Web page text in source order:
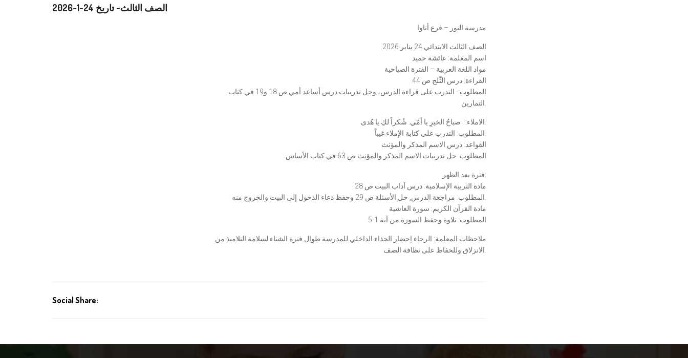
الصف الثالث- تاريخ 24-1-2026
مدرسة النور – فرع أتاوا
الصف:الثالث الابتدائي 24 يناير 2026
اسم المعلمة: عائشة حميد
مواد اللغة العربية – الفترة الصباحية
القراءة: درس الثّلج ص 44
المطلوب:- التدرب على قراءة الدرس، وحل تدريبات درس أساعد أمي ص 18 و19 في كتاب
القواعد: درس الاسم المذكر والمؤنث
المطلوب: حل تدريبات الاسم المذكر والمؤنث ص 63 في كتاب الأساس
فترة بعد الظهر:
مادة التربية الإسلامية: درس آداب البيت ص 28
مادة القرآن الكريم: سورة الغاشية
المطلوب: تلاوة وحفظ السورة من آية 1-5
ملاحظات المعلمة: الرجاء إحضار الحذاء الداخلي للمدرسة طوال فترة الشتاء لسلامة التلاميذ من
Social Share: